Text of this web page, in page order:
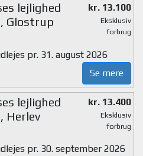
lejlighed
Glostrup
kr. 13.100
Eksklusiv
forbrug
pr. 31. august 2026
Se mere
lejlighed
Herlev
kr. 13.400
Eksklusiv
forbrug
pr. 30. september 2026